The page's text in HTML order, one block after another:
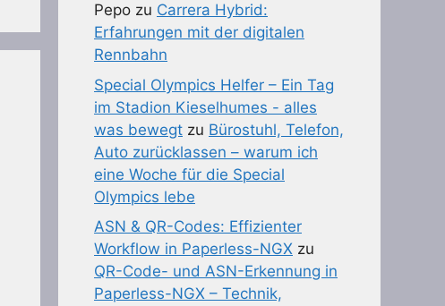
Pepo zu Carrera Hybrid:
Erfahrungen mit der digitalen
Rennbahn
Special Olympics Helfer – Ein Tag
im Stadion Kieselhumes - alles
was bewegt zu Bürostuhl, Telefon,
Auto zurücklassen – warum ich
eine Woche für die Special
Olympics lebe
ASN & QR-Codes: Effizienter
Workflow in Paperless-NGX zu
QR-Code- und ASN-Erkennung in
Paperless-NGX – Technik,